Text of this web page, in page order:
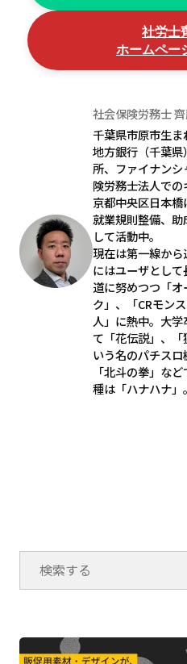
社労士
ホームペー
社会保険労務士
千葉県市原市生ま
地方銀行（千葉
所、ファイナン
険労務士法人で
京都中央区日本橋
就業規則整備、
して活動中。
現在は第一線か
にはユーザとし
道に努めつつ「
ク」、「CRモン
人」に熱中。大
て「花伝説」、
いう名のパチスロ
「北斗の拳」な
種は「ハナハナ」。